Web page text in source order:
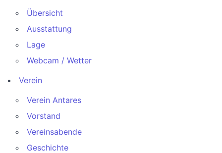
Übersicht
Ausstattung
Lage
Webcam / Wetter
Verein
Verein Antares
Vorstand
Vereinsabende
Geschichte